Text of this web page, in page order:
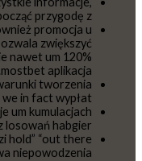
przygodę z.
promocja u
zwiększyć
nawet um 120%
mostbet aplikacja.
tworzenia
in fact wypłat.
um kumulacjach
habgier.
hold” “out there
niepowodzenia.